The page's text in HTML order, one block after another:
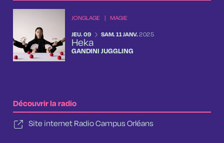
JONGLAGE MAGIE
DU
JEUDI
JEU.09 AU
SAMEDI
SAM.11JANVIER
JANV.2025
Heka
GANDINI JUGGLING
Découvrir la radio
Site internet Radio Campus Orléans